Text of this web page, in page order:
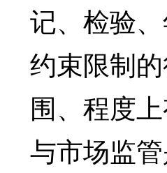
记、检验
约束限制
围、程度
与市场监